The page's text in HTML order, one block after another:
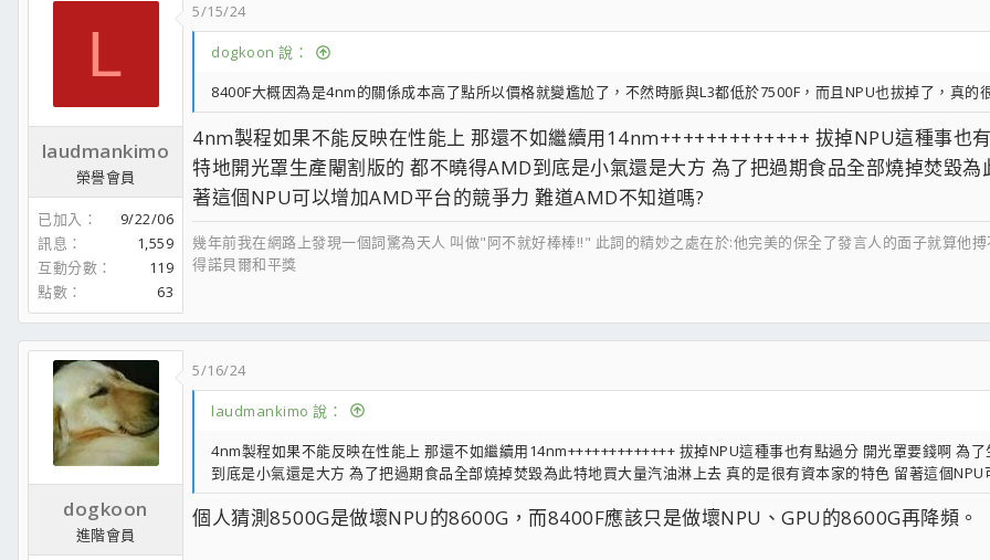
t
i
L
laudmankimo
榮譽會員
已加入
9/22/06
訊息
1,559
互動分數
119
點數
63
5/15/24
dogkoon 說：
8400F大概因為是4nm的關係成本高了點所以價格就變尷尬了，不然時脈與L3都低於7500F，而且NPU也拔掉了，真的
4nm製程如果不能反映在性能上 那還不如繼續用14nm+++++++++++++ 拔掉NPU這種事也
特地開光罩生產閹割版的 都不曉得AMD到底是小氣還是大方 為了把過期食品全部燒掉焚毀
著這個NPU可以增加AMD平台的競爭力 難道AMD不知道嗎?
幾年前我在網路上發現一個詞驚為天人 叫做"阿不就好棒棒!!" 此詞的精妙之處在於:他完美的保全了發言人的面子就算他
得諾貝爾和平獎
dogkoon
進階會員
5/16/24
laudmankimo 說：
4nm製程如果不能反映在性能上 那還不如繼續用14nm+++++++++++++ 拔掉NPU這種事也有點過分 開光罩要錢啊 為
到底是小氣還是大方 為了把過期食品全部燒掉焚毀為此特地買大量汽油淋上去 真的是很有資本家的特色 留著這個
個人猜測8500G是做壞NPU的8600G，而8400F應該只是做壞NPU、GPU的8600G再降頻。